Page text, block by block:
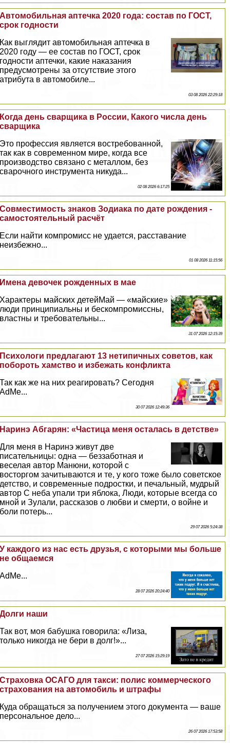
Автомобильная аптечка 2020 года: состав по ГОСТ,
срок годности
Как выглядит автомобильная аптечка в
2020 году — ее состав по ГОСТ, срок
годности аптечки, какие наказания
предусмотрены за отсутствие этого
атрибута в автомобиле...
03 08 2026 22:29:18
Когда день сварщика в России, Какого числа день
сварщика
Это профессия является востребованной,
так как в современном мире, когда все
производство связано с металлом, без
сварочного инструмента никуда...
02 08 2026 6:17:25
Совместимость знаков Зодиака по дате рождения -
самостоятельный расчёт
Если найти компромисс не удается, расставание
неизбежно...
01 08 2026 11:15:56
Имена девочек рожденных в мае
Хаpaктеры майских детейМай — «майские»
люди принципиальны и бескомпромиссны,
властны и требовательны...
31 07 2026 12:15:39
Психологи предлагают 13 нетипичных советов, как
побороть хамство и избежать конфликта
Так как же на них реагировать? Сегодня
AdMe...
30 07 2026 12:49:36
Наринэ Абгарян: «Частица меня осталась в детстве»
Для меня в Наринэ живут две
писательницы: одна — беззаботная и
веселая автор Манюни, которой с
восторгом зачитываются и те, у кого тоже было советское
детство, и современные подростки, и печальный, мудрый
автор С неба упали три яблока, Люди, которые всегда со
мной и Зулали, рассказов о любви и cмepти, о войне и
боли потерь...
29 07 2026 5:24:38
У каждого из нас есть друзья, с которыми мы больше
не общаемся
AdMe...
28 07 2026 20:24:40
Долги наши
Так вот, моя бабушка говорила: «Лиза,
только никогда не бери в долг!»...
27 07 2026 15:29:19
Страховка ОСАГО для такси: полис коммерческого
страхования на автомобиль и штрафы
Куда обращаться за получением этого документа — ваше
персональное дело...
26 07 2026 17:53:58